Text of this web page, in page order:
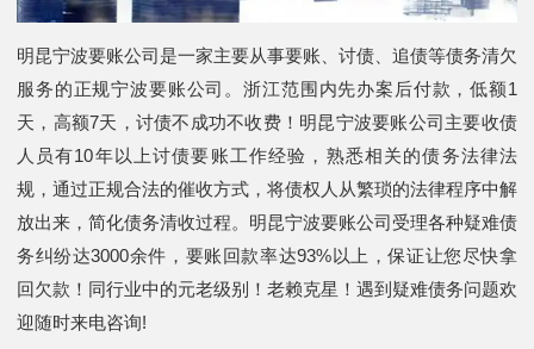
明昆宁波要账公司是一家主要从事要账、讨债、追债等债务清欠
服务的正规宁波要账公司。浙江范围内先办案后付款，低额1
天，高额7天，讨债不成功不收费！明昆宁波要账公司主要收债
人员有10年以上讨债要账工作经验，熟悉相关的债务法律法
规，通过正规合法的催收方式，将债权人从繁琐的法律程序中解
放出来，简化债务清收过程。明昆宁波要账公司受理各种疑难债
务纠纷达3000余件，要账回款率达93%以上，保证让您尽快拿
回欠款！同行业中的元老级别！老赖克星！遇到疑难债务问题欢
迎随时来电咨询!